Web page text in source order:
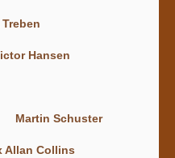
Hansen
Martin Schuster
Allan Collins